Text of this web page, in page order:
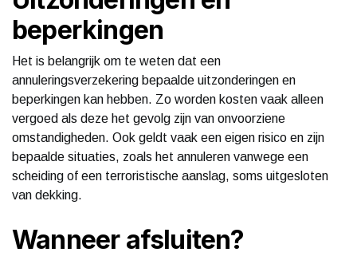
beperkingen
Het is belangrijk om te weten dat een
annuleringsverzekering bepaalde uitzonderingen en
beperkingen kan hebben. Zo worden kosten vaak alleen
vergoed als deze het gevolg zijn van onvoorziene
omstandigheden. Ook geldt vaak een eigen risico en zijn
bepaalde situaties, zoals het annuleren vanwege een
scheiding of een terroristische aanslag, soms uitgesloten
van dekking.
Wanneer afsluiten?